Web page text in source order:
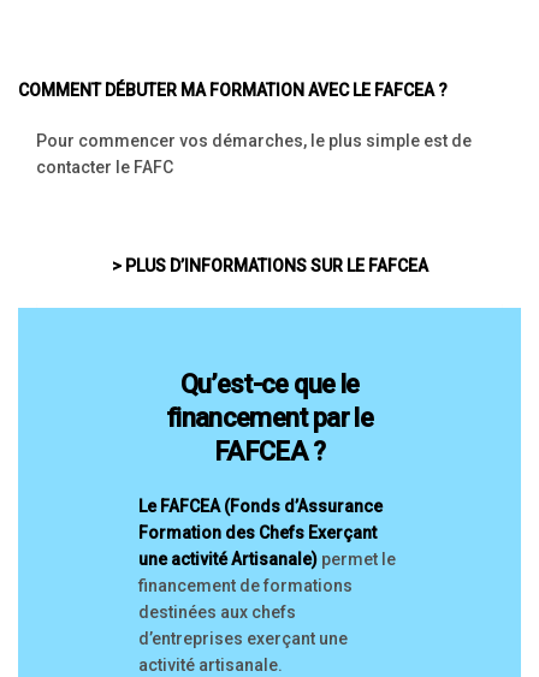
COMMENT DÉBUTER MA FORMATION AVEC LE FAFCEA ?
Pour commencer vos démarches, le plus simple est de
contacter le FAFC
> PLUS D’INFORMATIONS SUR LE FAFCEA
Qu’est-ce que le
financement par le
FAFCEA ?
Le FAFCEA (Fonds d’Assurance
Formation des Chefs Exerçant
une activité Artisanale) permet le
financement de formations
destinées aux chefs
d’entreprises exerçant une
activité artisanale.